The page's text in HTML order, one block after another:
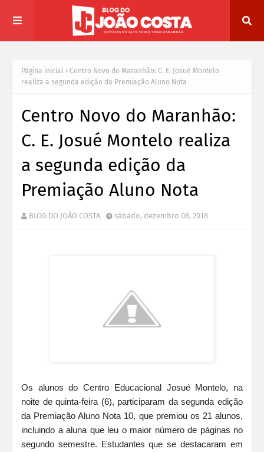
Página inicial
Centro Novo do Maranhão: C. E. Josué Montelo
realiza a segunda edição da Premiação Aluno Nota
Centro Novo do Maranhão:
C. E. Josué Montelo realiza
a segunda edição da
Premiação Aluno Nota
BLOG DO JOÃO COSTA sábado, dezembro 08, 2018
Os alunos do Centro Educacional Josué Montelo, na
noite de quinta-feira (6), participaram da segunda edição
da Premiação Aluno Nota 10, que premiou os 21 alunos,
incluindo a aluna que leu o maior número de páginas no
segundo semestre. Estudantes que se destacaram em